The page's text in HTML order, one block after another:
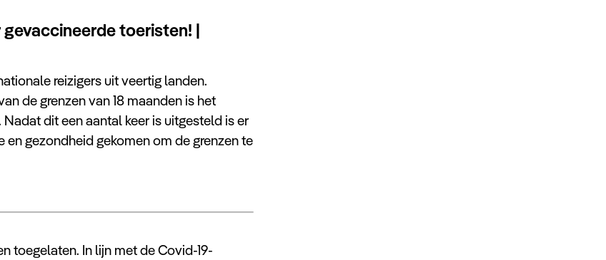
toeristen! |
reizigers uit veertig landen.
de grenzen van 18 maanden is het
dit een aantal keer is uitgesteld is er
gezondheid gekomen om de grenzen te
toegelaten. In lijn met de Covid-19-